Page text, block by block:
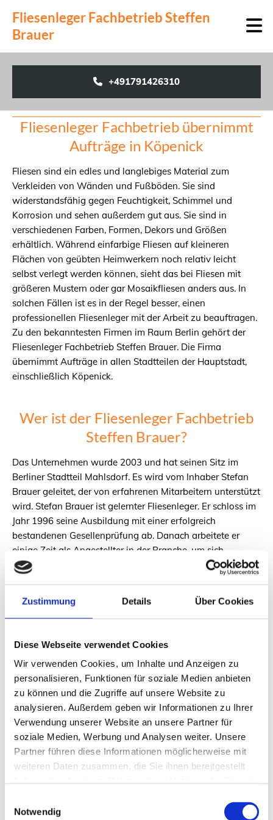
Zustimmung Details Über Cookies
Diese Webseite verwendet Cookies
Wir verwenden Cookies, um Inhalte und Anzeigen zu
personalisieren, Funktionen für soziale Medien anbieten
zu können und die Zugriffe auf unsere Website zu
analysieren. Außerdem geben wir Informationen zu Ihrer
Verwendung unserer Website an unsere Partner für
soziale Medien, Werbung und Analysen weiter. Unsere
Partner führen diese Informationen möglicherweise mit
weiteren Daten zusammen, die Sie ihnen bereitgestellt
Notwendig
Fliesenleger Fachbetrieb Steffen
Brauer
+491791426310
Fliesenleger Fachbetrieb übernimmt
Aufträge in Köpenick
Fliesen sind ein edles und langlebiges Material zum
Verkleiden von Wänden und Fußböden. Sie sind
widerstandsfähig gegen Feuchtigkeit, Schimmel und
Korrosion und sehen außerdem gut aus. Sie sind in
verschiedenen Farben, Formen, Dekors und Größen
erhältlich. Während einfarbige Fliesen auf kleineren
Flächen von geübten Heimwerkern noch relativ leicht
selbst verlegt werden können, sieht das bei Fliesen mit
größeren Mustern oder gar Mosaikfliesen anders aus. In
solchen Fällen ist es in der Regel besser, einen
professionellen Fliesenleger mit der Arbeit zu beauftragen.
Zu den bekanntesten Firmen im Raum Berlin gehört der
Fliesenleger Fachbetrieb Steffen Brauer. Die Firma
übernimmt Aufträge in allen Stadtteilen der Hauptstadt,
einschließlich Köpenick.
Wer ist der Fliesenleger Fachbetrieb
Steffen Brauer?
Das Unternehmen wurde 2003 und hat seinen Sitz im
Berliner Stadtteil Mahlsdorf. Es wird vom Inhaber Stefan
Brauer geleitet, der von erfahrenen Mitarbeitern unterstützt
wird. Stefan Brauer ist gelernter Fliesenleger. Er schloss im
Jahr 1996 seine Ausbildung mit einer erfolgreich
bestandenen Gesellenprüfung ab. Danach arbeitete er
einige Zeit als Angestellter in der Branche, um sich
praktische Erfahrungen anzueignen, bevor er sich dazu
entschloss, den Schritt in die Selbständigkeit zu wagen.
Dass es sich gelohnt hat, zeigt die stetig wachsende Zahl
der Aufträge, die mittlerweile aus dem gesamten
Stadtgebiet, einschließlich Köpenick eingehen. Gute Arbeit
Welche Leistungen bieten die